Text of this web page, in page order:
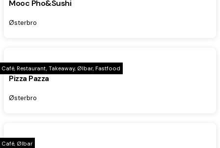
Mooc Pho&Sushi
Østerbro
Café, Restaurant, Takeaway, Ølbar, Fastfood
Pizza Pazza
Østerbro
Café, Ølbar